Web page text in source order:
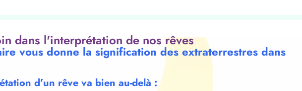
dans l'interprétation de nos rêves
vous donne la signification des extraterrestres dans
d’un rêve va bien au-delà :